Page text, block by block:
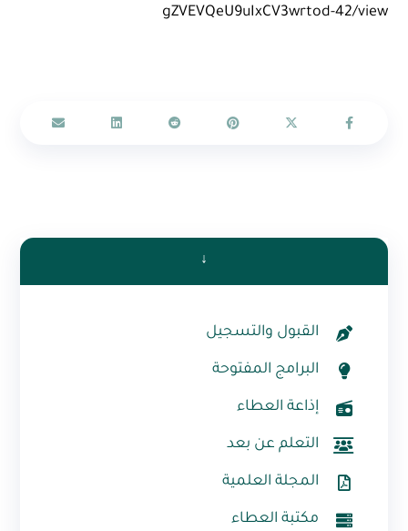
gZVEVQeU9uIxCV3wrtod-42/view
↓
القبول والتسجيل
البرامج المفتوحة
إذاعة العطاء
التعلم عن بعد
المجلة العلمية
مكتبة العطاء